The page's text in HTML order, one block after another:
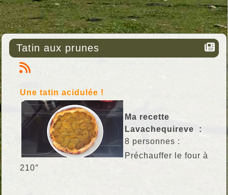
Tatin aux prunes
Une tatin acidulée !
Ma recette
Lavachequireve :
8 personnes :
Préchauffer le four à
210°